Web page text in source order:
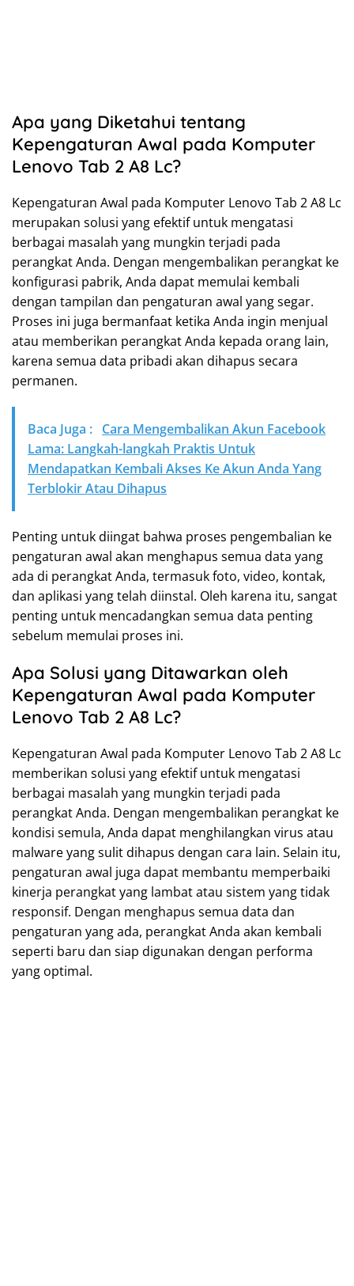
Apa yang Diketahui tentang
Kepengaturan Awal pada Komputer
Lenovo Tab 2 A8 Lc?
Kepengaturan Awal pada Komputer Lenovo Tab 2 A8 Lc
merupakan solusi yang efektif untuk mengatasi
berbagai masalah yang mungkin terjadi pada
perangkat Anda. Dengan mengembalikan perangkat ke
konfigurasi pabrik, Anda dapat memulai kembali
dengan tampilan dan pengaturan awal yang segar.
Proses ini juga bermanfaat ketika Anda ingin menjual
atau memberikan perangkat Anda kepada orang lain,
karena semua data pribadi akan dihapus secara
permanen.
Baca Juga : Cara Mengembalikan Akun Facebook
Lama: Langkah-langkah Praktis Untuk
Mendapatkan Kembali Akses Ke Akun Anda Yang
Terblokir Atau Dihapus
Penting untuk diingat bahwa proses pengembalian ke
pengaturan awal akan menghapus semua data yang
ada di perangkat Anda, termasuk foto, video, kontak,
dan aplikasi yang telah diinstal. Oleh karena itu, sangat
penting untuk mencadangkan semua data penting
sebelum memulai proses ini.
Apa Solusi yang Ditawarkan oleh
Kepengaturan Awal pada Komputer
Lenovo Tab 2 A8 Lc?
Kepengaturan Awal pada Komputer Lenovo Tab 2 A8 Lc
memberikan solusi yang efektif untuk mengatasi
berbagai masalah yang mungkin terjadi pada
perangkat Anda. Dengan mengembalikan perangkat ke
kondisi semula, Anda dapat menghilangkan virus atau
malware yang sulit dihapus dengan cara lain. Selain itu,
pengaturan awal juga dapat membantu memperbaiki
kinerja perangkat yang lambat atau sistem yang tidak
responsif. Dengan menghapus semua data dan
pengaturan yang ada, perangkat Anda akan kembali
seperti baru dan siap digunakan dengan performa
yang optimal.